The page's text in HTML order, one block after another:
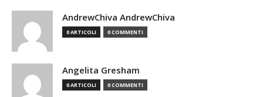
AndrewChiva AndrewChiva
0 ARTICOLI 0 COMMENTI
Angelita Gresham
0 ARTICOLI 0 COMMENTI